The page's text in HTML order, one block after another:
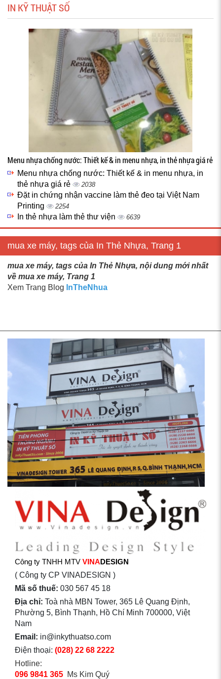
IN KỸ THUẬT SỐ
Menu nhựa chống nước: Thiết kế & in menu nhựa, in thẻ nhựa giá rẻ
Menu nhựa chống nước: Thiết kế & in menu nhựa, in
thẻ nhựa giá rẻ
2038
Đặt in chứng nhận vaccine làm thẻ đeo tại Việt Nam
Printing
2254
In thẻ nhựa làm thẻ thư viện 6639
mua xe máy, tags của In Thẻ Nhựa, Trang 1
mua xe máy, tags của In Thẻ Nhựa, nội dung mới nhất
về mua xe máy, Trang 1
Xem Trang Blog InTheNhua
Công ty TNHH MTV VINADESIGN
( Công ty CP VINADESIGN )
Mã số thuế: 030 567 45 18
Địa chỉ: Toà nhà MBN Tower, 365 Lê Quang Định,
Phường 5, Bình Thạnh, Hồ Chí Minh 700000, Việt
Nam
Email: in@inkythuatso.com
Điện thoại: (028) 22 68 2222
Hotline:
096 9841 365 Ms Kim Quý